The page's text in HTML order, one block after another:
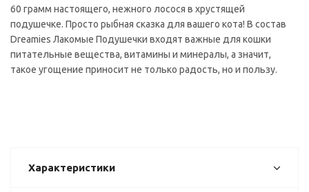
60 грамм настоящего, нежного лосося в хрустящей
подушечке. Просто рыбная сказка для вашего кота! В состав
Dreamies Лакомые Подушечки входят важные для кошки
питательные вещества, витамины и минералы, а значит,
такое угощение приносит не только радость, но и пользу.
Характеристики